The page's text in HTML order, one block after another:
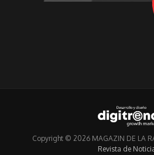
Copyright © 2026 MAGAZIN DE LA
Revista de